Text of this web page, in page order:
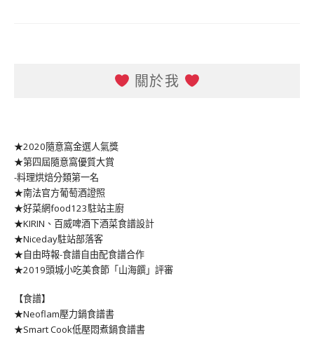
關於我
★2020隨意窩金選人氣獎
★第四屆隨意窩優質大賞
-料理烘焙分類第一名
★南法官方葡萄酒證照
★好菜網food123駐站主廚
★KIRIN、百威啤酒下酒菜食譜設計
★Niceday駐站部落客
★自由時報-食譜自由配食譜合作
★2019頭城小吃美食節「山海饌」評審
【食譜】
★Neoflam壓力鍋食譜書
★Smart Cook低壓悶煮鍋食譜書